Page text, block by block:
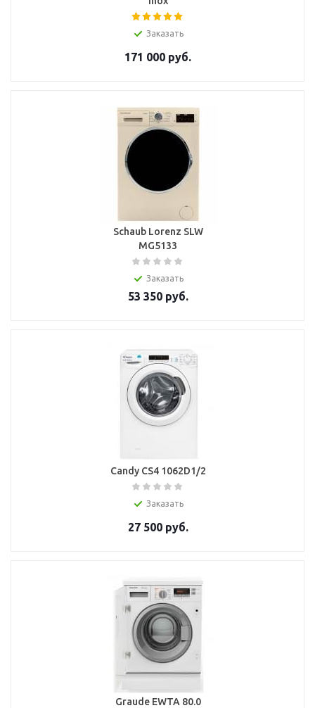
Заказать
171 000 руб.
Schaub Lorenz SLW
MG5133
Заказать
53 350руб.
Candy CS4 1062D1/2
Заказать
27 500руб.
Graude EWTA 80.0